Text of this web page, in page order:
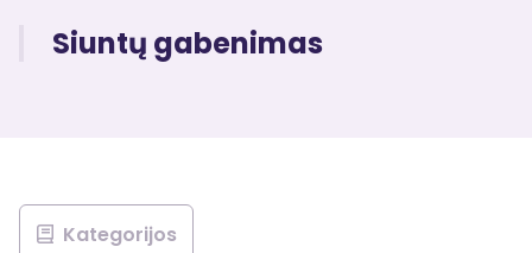
Siuntų gabenimas
Kategorijos